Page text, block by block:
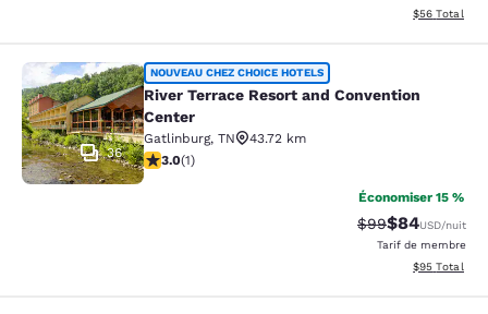
Afficher les
$56 Total
River Terrace Resort and
36
NOUVEAU CHEZ CHOICE HOTELS
River Terrace Resort and Convention
Center
Gatlinburg, TN
43.72 km
3 étoiles. Moyen. 1 commentaire
3.0(1)
Économiser 15 %
Tarif barré :
$99Tarif réduit :
$84USD/nuit
Tarif de membre
Afficher les
$95 Total